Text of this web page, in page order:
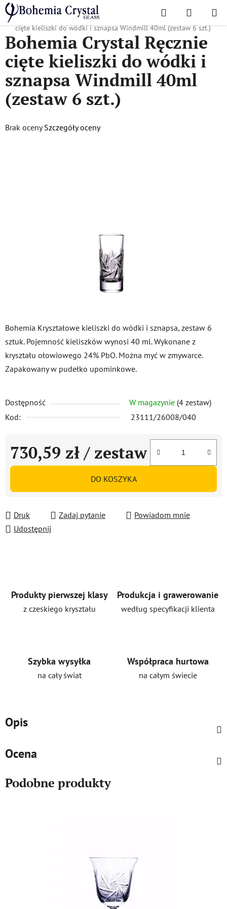
Przejść
do
treści
Szukaj KOSZYK
Home
/ Popularne kolekcje / Wiatraczek
Bohemia Crystal Ręcznie
cięte kieliszki do wódki i sznapsa Windmill 40ml (zestaw 6 szt.)
Bohemia Kryształowe kieliszki do wódki i sznapsa, zestaw 6
sztuk. Pojemność kieliszków wynosi 40 ml. Wykonane z
kryształu ołowiowego 24% PbO. Można myć w zmywarce.
Zapakowany w pudełko upominkowe.
Dostępność W magazynie (4 zestaw)
Kod:
23111/26008/040
730,59 zł / zestaw
Cena jednostkowa:
DO KOSZYKA
Druk Zadaj pytanie
Powiadom mnie
Udostępnij
Bohemia Crystal Ręcznie
cięte kieliszki do wódki i
sznapsa Windmill 40ml
(zestaw 6 szt.)
Średnia
Brak oceny Szczegóły oceny
Produkty pierwszej klasy
z czeskiego kryształu
Produkcja i grawerowanie
według specyfikacji klienta
Szybka wysyłka
na cały świat
Współpraca hurtowa
na całym świecie
Opis
Ocena
Podobne produkty